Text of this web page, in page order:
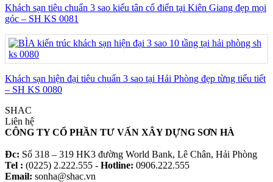
Khách sạn tiêu chuẩn 3 sao kiểu tân cổ điển tại Kiên Giang đẹp mọi
góc – SH KS 0081
Khách sạn hiện đại tiêu chuẩn 3 sao tại Hải Phòng đẹp từng tiểu tiết
– SH KS 0080
SHAC
Liên hệ
CÔNG TY CỔ PHẦN TƯ VẤN XÂY DỰNG SƠN HÀ
Đc: Số 318 – 319 HK3 đường World Bank, Lê Chân, Hải Phòng
Tel : (0225) 2.222.555 - Hotline: 0906.222.555
Email: sonha@shac.vn